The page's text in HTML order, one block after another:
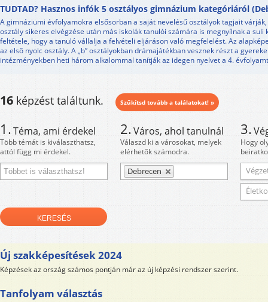
TUDTAD? Hasznos infók 5 osztályos gimnázium kategóriáról
A gimnáziumi évfolyamokra elsősorban a saját nevelésű osztályok tagjait
osztály sikeres elvégzése után más iskolák tanulói számára is megnyílnak a suli
feltétele, hogy a tanuló vállalja a felvételi eljáráson való megfelelést. Az
az első nyolc osztály. A „b” osztályokban drámajátékban vesznek részt a
intézményekben heti három alkalommal tanítják az idegen nyelvet a 4.
16 képzést találtunk. Szűkítsd tovább a találatokat! »
1.Téma, ami érdekel
Több témát is kiválaszthatsz,
attól függ mi érdekel.
2.Város, ahol tanulnál
Válaszd ki a városokat, melyek
elérhetők számodra.
Debrecen
3.
Hogy
Új szakképesítések 2024
Képzések az ország számos pontján már az új képzési rendszer szerint.
Tanfolyam választás